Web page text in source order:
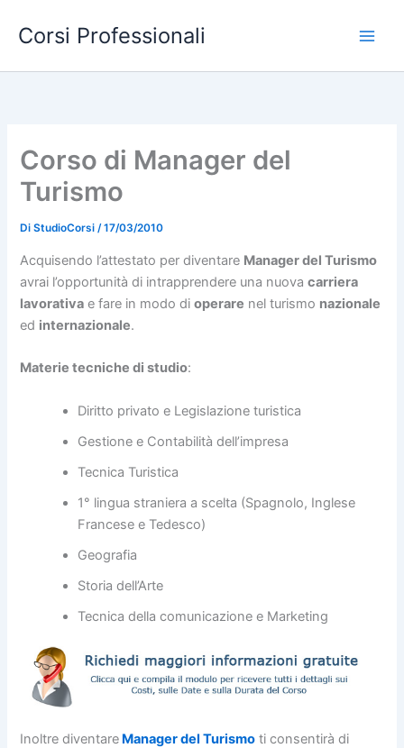
Corsi Professionali
Corso di Manager del
Turismo
DiStudioCorsi/17/03/2010
Acquisendo l’attestato per diventare Manager del Turismo
avrai l’opportunità di intrapprendere una nuovacarriera
lavorativa e fare in modo dioperare nel turismo nazionale
ed internazionale.
Materie tecniche di studio:
Diritto privato e Legislazione turistica
Gestione e Contabilità dell’impresa
Tecnica Turistica
1° lingua straniera a scelta (Spagnolo, Inglese
Francese e Tedesco)
Geografia
Storia dell’Arte
Tecnica della comunicazione e Marketing
Inoltre diventare Manager del Turismo ti consentirà di